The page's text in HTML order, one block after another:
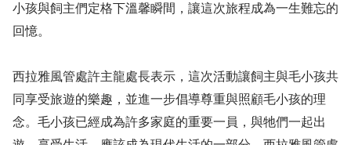
小孩與飼主們定格下溫馨瞬間，讓這次旅程成為一生難忘的
回憶。
西拉雅風管處許主龍處長表示，這次活動讓飼主與毛小孩共
同享受旅遊的樂趣，並進一步倡導尊重與照顧毛小孩的理
念。毛小孩已經成為許多家庭的重要一員，與牠們一起出